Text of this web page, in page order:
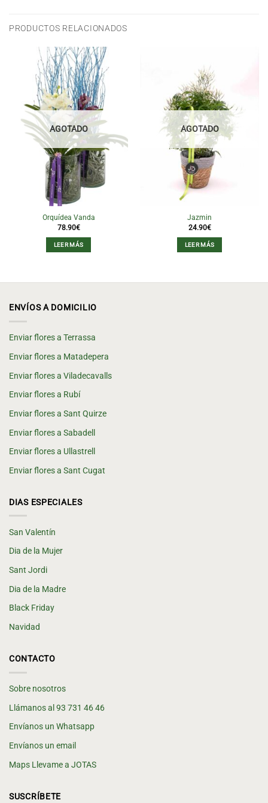
PRODUCTOS RELACIONADOS
AGOTADO
Orquídea Vanda
78.90€
LEER MÁS
AGOTADO
Jazmin
24.90€
LEER MÁS
ENVÍOS A DOMICILIO
Enviar flores a Terrassa
Enviar flores a Matadepera
Enviar flores a Viladecavalls
Enviar flores a Rubí
Enviar flores a Sant Quirze
Enviar flores a Sabadell
Enviar flores a Ullastrell
Enviar flores a Sant Cugat
DIAS ESPECIALES
San Valentín
Dia de la Mujer
Sant Jordi
Dia de la Madre
Black Friday
Navidad
CONTACTO
Sobre nosotros
Llámanos al 93 731 46 46
Envíanos un Whatsapp
Envíanos un email
Maps Llevame a JOTAS
SUSCRÍBETE